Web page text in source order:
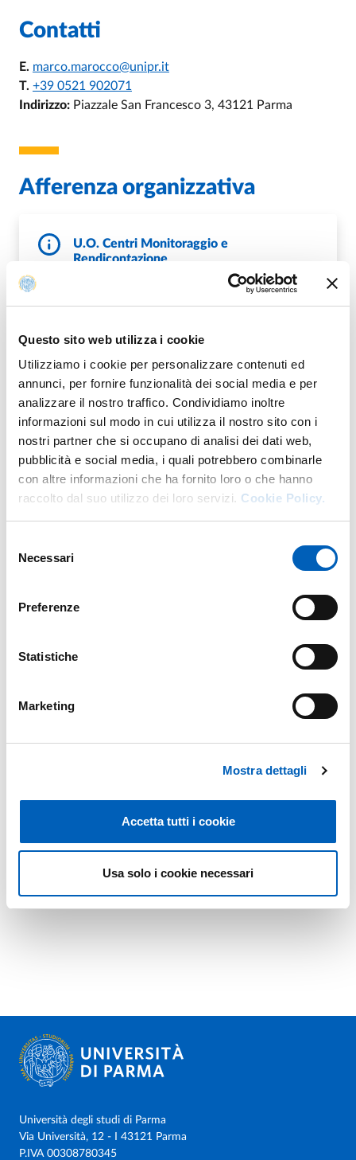
Questo sito web utilizza i cookie
Utilizziamo i cookie per personalizzare contenuti ed
annunci, per fornire funzionalità dei social media e per
analizzare il nostro traffico. Condividiamo inoltre
informazioni sul modo in cui utilizza il nostro sito con i
nostri partner che si occupano di analisi dei dati web,
pubblicità e social media, i quali potrebbero combinarle
con altre informazioni che ha fornito loro o che hanno
raccolto dal suo utilizzo dei loro servizi. Cookie Policy.
delNecessari
Preferenze
Statistiche
Marketing
Mostra dettagli
Accetta tutti i cookie
Usa solo i cookie necessari
Contatti
E. marco.marocco@unipr.it
T. +39 0521 902071
Indirizzo: Piazzale San Francesco 3, 43121 Parma
Afferenza organizzativa
U.O. Centri Monitoraggio e
Rendicontazione
Altro personale della struttura a questo
indirizzo
Personale tecnico amministrativo
Università degli studi di Parma
Via Università, 12 - I 43121 Parma
P.IVA 00308780345